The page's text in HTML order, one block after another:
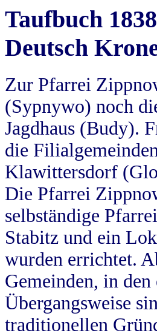
Taufbuch
Deutsch
Zur Pfarrei
(Sypnywo) noch
Jagdhaus (Budy).
die
Klawittersdorf
Die Pfarrei
selbständige
Stabitz und ein
wurden errichtet.
Gemeinden, in
Übergangsweise
traditionellen